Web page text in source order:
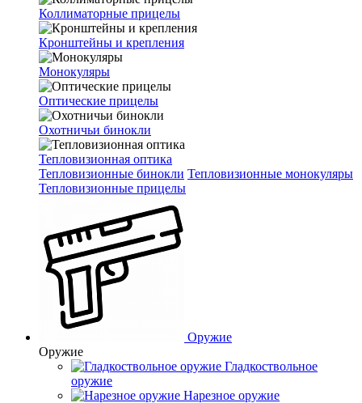
Коллиматорные прицелы
Кронштейны и крепления
Монокуляры
Оптические прицелы
Охотничьи бинокли
Тепловизионная оптика
Тепловизионные бинокли Тепловизионные монокуляры
Тепловизионные прицелы
Оружие
Оружие
Гладкоствольное
оружие
Нарезное оружие